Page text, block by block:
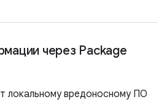
через Package
локальному вредоносному ПО